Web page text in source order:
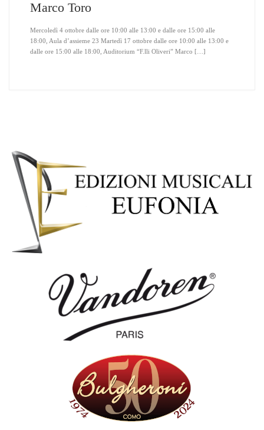
Marco Toro
Mercoledì 4 ottobre dalle ore 10:00 alle 13:00 e dalle ore 15:00 alle
18:00, Aula d’assieme 23 Martedì 17 ottobre dalle ore 10:00 alle 13:00 e
dalle ore 15:00 alle 18:00, Auditorium “F.lli Oliveri” Marco […]